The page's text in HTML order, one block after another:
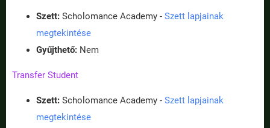
Szett: Scholomance Academy - Szett lapjainak
megtekintése
Gyűjthető: Nem
Transfer Student
Szett: Scholomance Academy - Szett lapjainak
megtekintése